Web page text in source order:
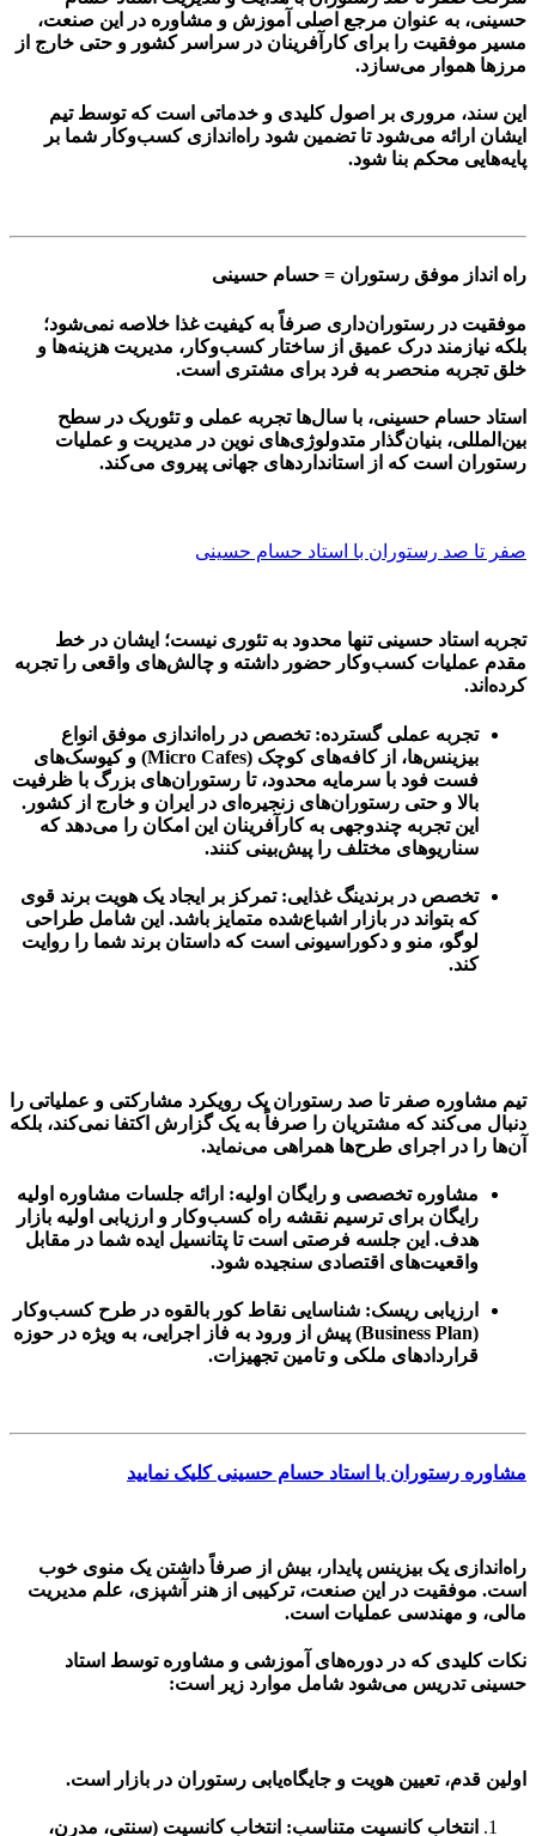
حسینی، به عنوان مرجع اصلی آموزش و مشاوره در این صنعت،
مسیر موفقیت را برای کارآفرینان در سراسر کشور و حتی خارج از
مرزها هموار می‌سازد.
این سند، مروری بر اصول کلیدی و خدماتی است که توسط تیم
ایشان ارائه می‌شود تا تضمین شود راه‌اندازی کسب‌وکار شما بر
پایه‌هایی محکم بنا شود.
راه انداز موفق رستوران = حسام حسینی
موفقیت در رستوران‌داری صرفاً به کیفیت غذا خلاصه نمی‌شود؛
بلکه نیازمند درک عمیق از ساختار کسب‌وکار، مدیریت هزینه‌ها و
خلق تجربه منحصر به فرد برای مشتری است.
استاد حسام حسینی، با سال‌ها تجربه عملی و تئوریک در سطح
بین‌المللی، بنیان‌گذار متدولوژی‌های نوین در مدیریت و عملیات
رستوران است که از استانداردهای جهانی پیروی می‌کند.
صفر تا صد رستوران با استاد حسام حسینی
تجربه استاد حسینی تنها محدود به تئوری نیست؛ ایشان در خط
مقدم عملیات کسب‌وکار حضور داشته و چالش‌های واقعی را تجربه
کرده‌اند.
تجربه عملی گسترده: تخصص در راه‌اندازی موفق انواع
بیزینس‌ها، از کافه‌های کوچک (Micro Cafes) و کیوسک‌های
فست فود با سرمایه محدود، تا رستوران‌های بزرگ با ظرفیت
بالا و حتی رستوران‌های زنجیره‌ای در ایران و خارج از کشور.
این تجربه چندوجهی به کارآفرینان این امکان را می‌دهد که
سناریوهای مختلف را پیش‌بینی کنند.
تخصص در برندینگ غذایی: تمرکز بر ایجاد یک هویت برند قوی
که بتواند در بازار اشباع‌شده متمایز باشد. این شامل طراحی
لوگو، منو و دکوراسیونی است که داستان برند شما را روایت
کند.
تیم مشاوره صفر تا صد رستوران یک رویکرد مشارکتی و عملیاتی را
دنبال می‌کند که مشتریان را صرفاً به یک گزارش اکتفا نمی‌کند، بلکه
آن‌ها را در اجرای طرح‌ها همراهی می‌نماید.
مشاوره تخصصی و رایگان اولیه: ارائه جلسات مشاوره اولیه
رایگان برای ترسیم نقشه راه کسب‌وکار و ارزیابی اولیه بازار
هدف. این جلسه فرصتی است تا پتانسیل ایده شما در مقابل
واقعیت‌های اقتصادی سنجیده شود.
ارزیابی ریسک: شناسایی نقاط کور بالقوه در طرح کسب‌وکار
(Business Plan) پیش از ورود به فاز اجرایی، به ویژه در حوزه
قراردادهای ملکی و تامین تجهیزات.
مشاوره رستوران با استاد حسام حسینی کلیک نمایید
راه‌اندازی یک بیزینس پایدار، بیش از صرفاً داشتن یک منوی خوب
است. موفقیت در این صنعت، ترکیبی از هنر آشپزی، علم مدیریت
مالی، و مهندسی عملیات است.
نکات کلیدی که در دوره‌های آموزشی و مشاوره توسط استاد
حسینی تدریس می‌شود شامل موارد زیر است:
اولین قدم، تعیین هویت و جایگاه‌یابی رستوران در بازار است.
انتخاب کانسپت متناسب: انتخاب کانسپت (سنتی، مدرن،